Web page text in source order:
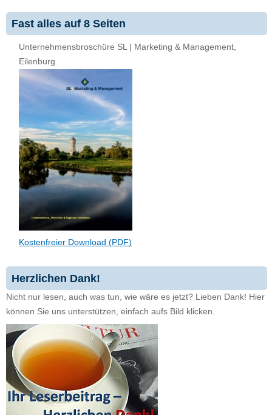
Fast alles auf 8 Seiten
Unternehmensbroschüre SL | Marketing & Management,
Eilenburg.
Kostenfreier Download (PDF)
Herzlichen Dank!
Nicht nur lesen, auch was tun, wie wäre es jetzt? Lieben Dank! Hier
können Sie uns unterstützen, einfach aufs Bild klicken.